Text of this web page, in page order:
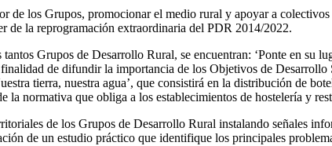
los Grupos, promocionar el medio rural y apoyar a
de la reprogramación extraordinaria del PDR 2014/2022.
Grupos de Desarrollo Rural, se encuentran: ‘Ponte en su
de difundir la importancia de los Objetivos de
tierra, nuestra agua’, que consistirá en la distribución de
normativa que obliga a los establecimientos de hostelería y
de los Grupos de Desarrollo Rural instalando señales
de un estudio práctico que identifique los principales